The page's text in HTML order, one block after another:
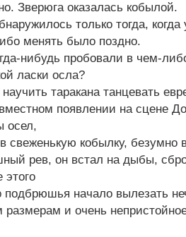
Зверюга оказалась кобылой.
только тогда,
менять было поздно.
нибудь пробовали в чем-
ласки осла?
научить таракана танцевать
появлении на сцене
осел,
свеженькую кобылку, безумно
рев, он встал на дыбы,
этого
подбрюшья начало вылезать
размерам и очень